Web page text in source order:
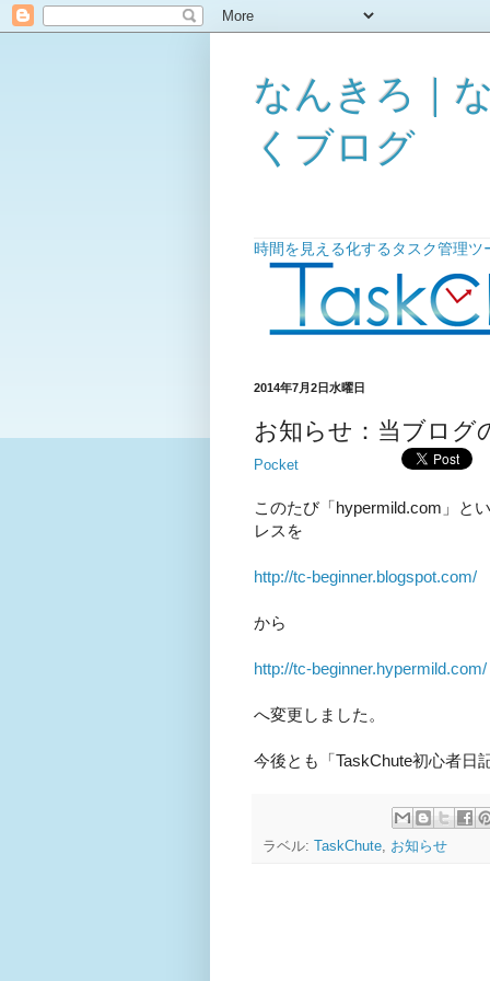
なんきろ｜
くブログ
時間を見える化するタスク管理
2014年7月2日水曜日
お知らせ：当ブログ
Pocket
このたび「hypermild.com」と
レスを
http://tc-beginner.blogspot.com/
から
http://tc-beginner.hypermild.com/
へ変更しました。
今後とも「TaskChute初心者日
ラベル: TaskChute お知らせ